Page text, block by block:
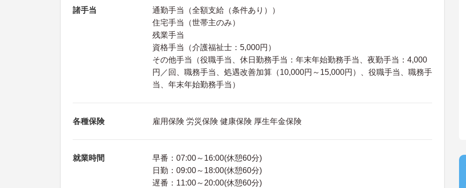
諸手当
通勤手当（全額支給（条件あり））
住宅手当（世帯主のみ）
残業手当
資格手当（介護福祉士：5,000円）
その他手当（役職手当、休日勤務手当：年末年始勤務手当、夜勤手当：4,000
円／回、職務手当、処遇改善加算（10,000円～15,000円）、役職手当、職務手
当、年末年始勤務手当）
各種保険 雇用保険 労災保険 健康保険 厚生年金保険
就業時間
早番：07:00～16:00(休憩60分)
日勤：09:00～18:00(休憩60分)
遅番：11:00～20:00(休憩60分)